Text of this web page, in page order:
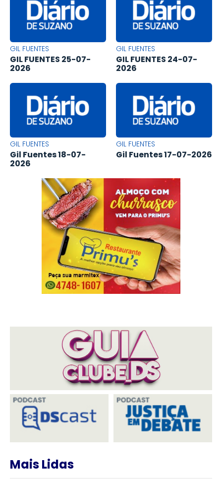
GIL FUENTES
GIL FUENTES 25-07-
2026
GIL FUENTES
GIL FUENTES 24-07-
2026
GIL FUENTES
Gil Fuentes 18-07-
2026
GIL FUENTES
Gil Fuentes 17-07-2026
Mais Lidas